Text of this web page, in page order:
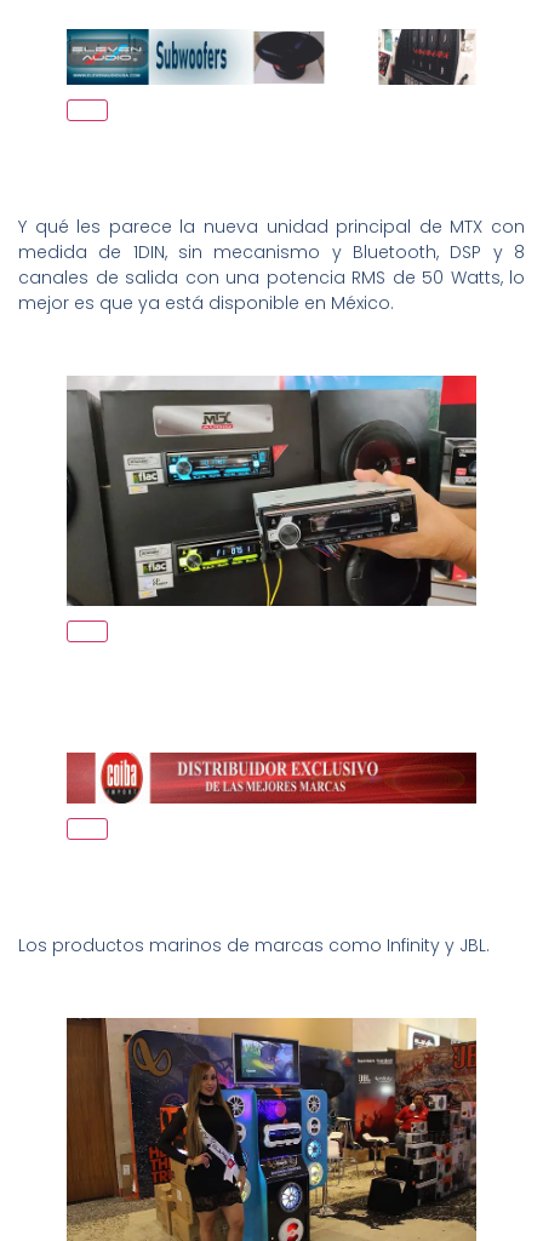
Y qué les parece la nueva unidad principal de MTX con
medida de 1DIN, sin mecanismo y Bluetooth, DSP y 8
canales de salida con una potencia RMS de 50 Watts, lo
mejor es que ya está disponible en México.
Los productos marinos de marcas como Infinity y JBL.